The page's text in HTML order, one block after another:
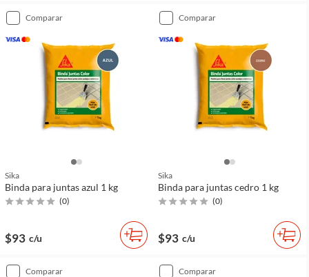
comparar
Sika
Binda para juntas azul 1 kg
(0)
$93 c/u
comparar
Sika
Binda para juntas cedro 1 kg
(0)
$93 c/u
comparar comparar